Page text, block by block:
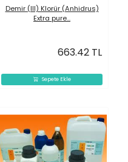
Sepete Ekle
Demir (III) Klorür (Anhidrus)
Extra pure...
663.42 TL